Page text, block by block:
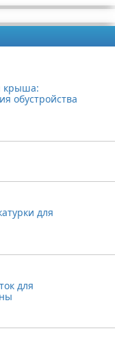
крыша:
обустройства
для
для